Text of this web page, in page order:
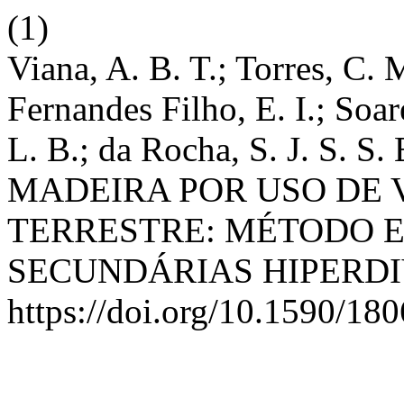
(1)
Viana, A. B. T.; Torres, C.
Fernandes Filho, E. I.;
L. B.; da Rocha, S. J. S.
MADEIRA POR USO DE
TERRESTRE: MÉTODO
SECUNDÁRIAS
https://doi.org/10.1590/